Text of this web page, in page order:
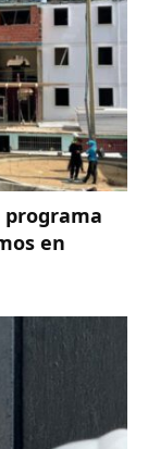
programa
en